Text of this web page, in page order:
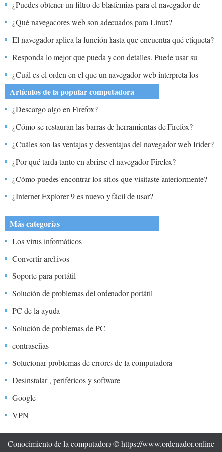
¿Puedes obtener un filtro de blasfemias para el navegador de
ópera?
¿Qué navegadores web son adecuados para Linux?
El navegador aplica la función hasta que encuentra qué etiqueta?
Responda lo mejor que pueda y con detalles. Puede usar su
navegador. Utilice la terminología apropiada. Cuando solicite una
página web (escriba una dirección en el navegador) ¿Cómo saben
los gráficos de texto T?
¿Cuál es el orden en el que un navegador web interpreta los
elementos de una etiqueta de tabla?
Artículos de la popular computadora
¿Descargo algo en Firefox?
¿Cómo se restauran las barras de herramientas de Firefox?
¿Cuáles son las ventajas y desventajas del navegador web Irider?
¿Por qué tarda tanto en abrirse el navegador Firefox?
¿Cómo puedes encontrar los sitios que visitaste anteriormente?
¿Internet Explorer 9 es nuevo y fácil de usar?
Más categorías
Los virus informáticos
Convertir archivos
Soporte para portátil
Solución de problemas del ordenador portátil
PC de la ayuda
Solución de problemas de PC
contraseñas
Solucionar problemas de errores de la computadora
Desinstalar , periféricos y software
Google
VPN
Videos
AI
Conocimiento de la computadora © https://www.ordenador.online